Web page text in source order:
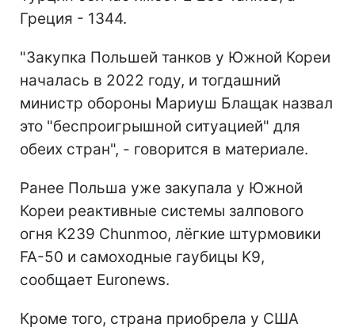
Греция - 1344.
"Закупка Польшей танков у Южной Кореи
началась в 2022 году, и тогдашний
министр обороны Мариуш Блащак назвал
это "беспроигрышной ситуацией" для
обеих стран", - говорится в материале.
Ранее Польша уже закупала у Южной
Кореи реактивные системы залпового
огня K239 Chunmoo, лёгкие штурмовики
FA-50 и самоходные гаубицы K9,
сообщает Euronews.
Кроме того, страна приобрела у США